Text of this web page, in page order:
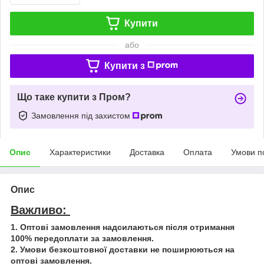
Купити
або
Купити з
Що таке купити з Пром?
Замовлення під захистом
Опис Характеристики Доставка Оплата Умови
Опис
Важливо:
1. Оптові замовлення надсилаються після отримання
100% передоплати за замовлення.
2. Умови безкоштовної доставки не поширюються на
оптові замовлення.